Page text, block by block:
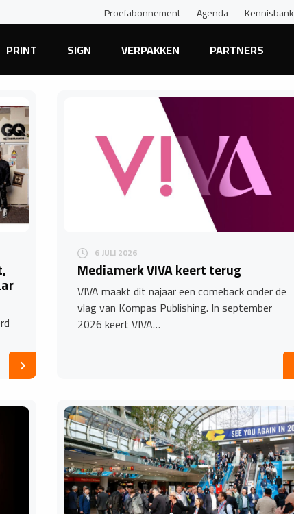
Proefabonnement Agenda Kennisbank
PRINT SIGN VERPAKKEN PARTNERS
6 JULI 2026
Mediamerk VIVA keert terug
VIVA maakt dit najaar een comeback onder de
vlag van Kompas Publishing. In september
2026 keert VIVA…